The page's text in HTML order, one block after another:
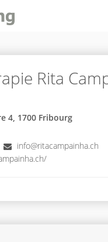
Rita
4, 1700 Fribourg
info@ritacampainha.ch